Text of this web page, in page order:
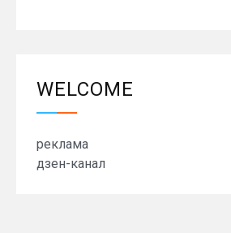
WELCOME
реклама
дзен-канал